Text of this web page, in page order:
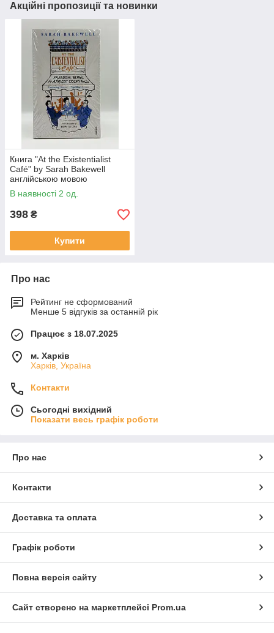
Акційні пропозиції та новинки
Книга "At the Existentialist
Café" by Sarah Bakewell
англійською мовою
В наявності 2 од.
398 ₴
Купити
Про нас
Рейтинг не сформований
Менше 5 відгуків за останній рік
Працює з 18.07.2025
м. Харків
Харків, Україна
Контакти
Сьогодні вихідний
Показати весь графік роботи
Про нас
Контакти
Доставка та оплата
Графік роботи
Повна версія сайту
Сайт створено на маркетплейсі Prom.ua